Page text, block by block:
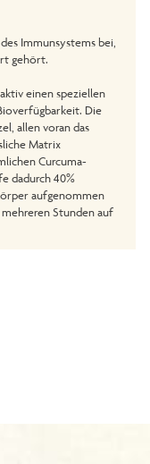
Immunsystems bei,
gehört.
einen speziellen
Die
allen voran das
Matrix
Curcuma-
dadurch 40%
aufgenommen
Stunden auf